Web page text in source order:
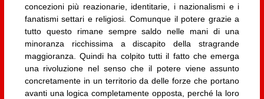
concezioni più reazionarie, identitarie, i nazionalismi e i
fanatismi settari e religiosi. Comunque il potere grazie a
tutto questo rimane sempre saldo nelle mani di una
minoranza ricchissima a discapito della stragrande
maggioranza. Quindi ha colpito tutti il fatto che emerga
una rivoluzione nel senso che il potere viene assunto
concretamente in un territorio da delle forze che portano
avanti una logica completamente opposta, perché la loro